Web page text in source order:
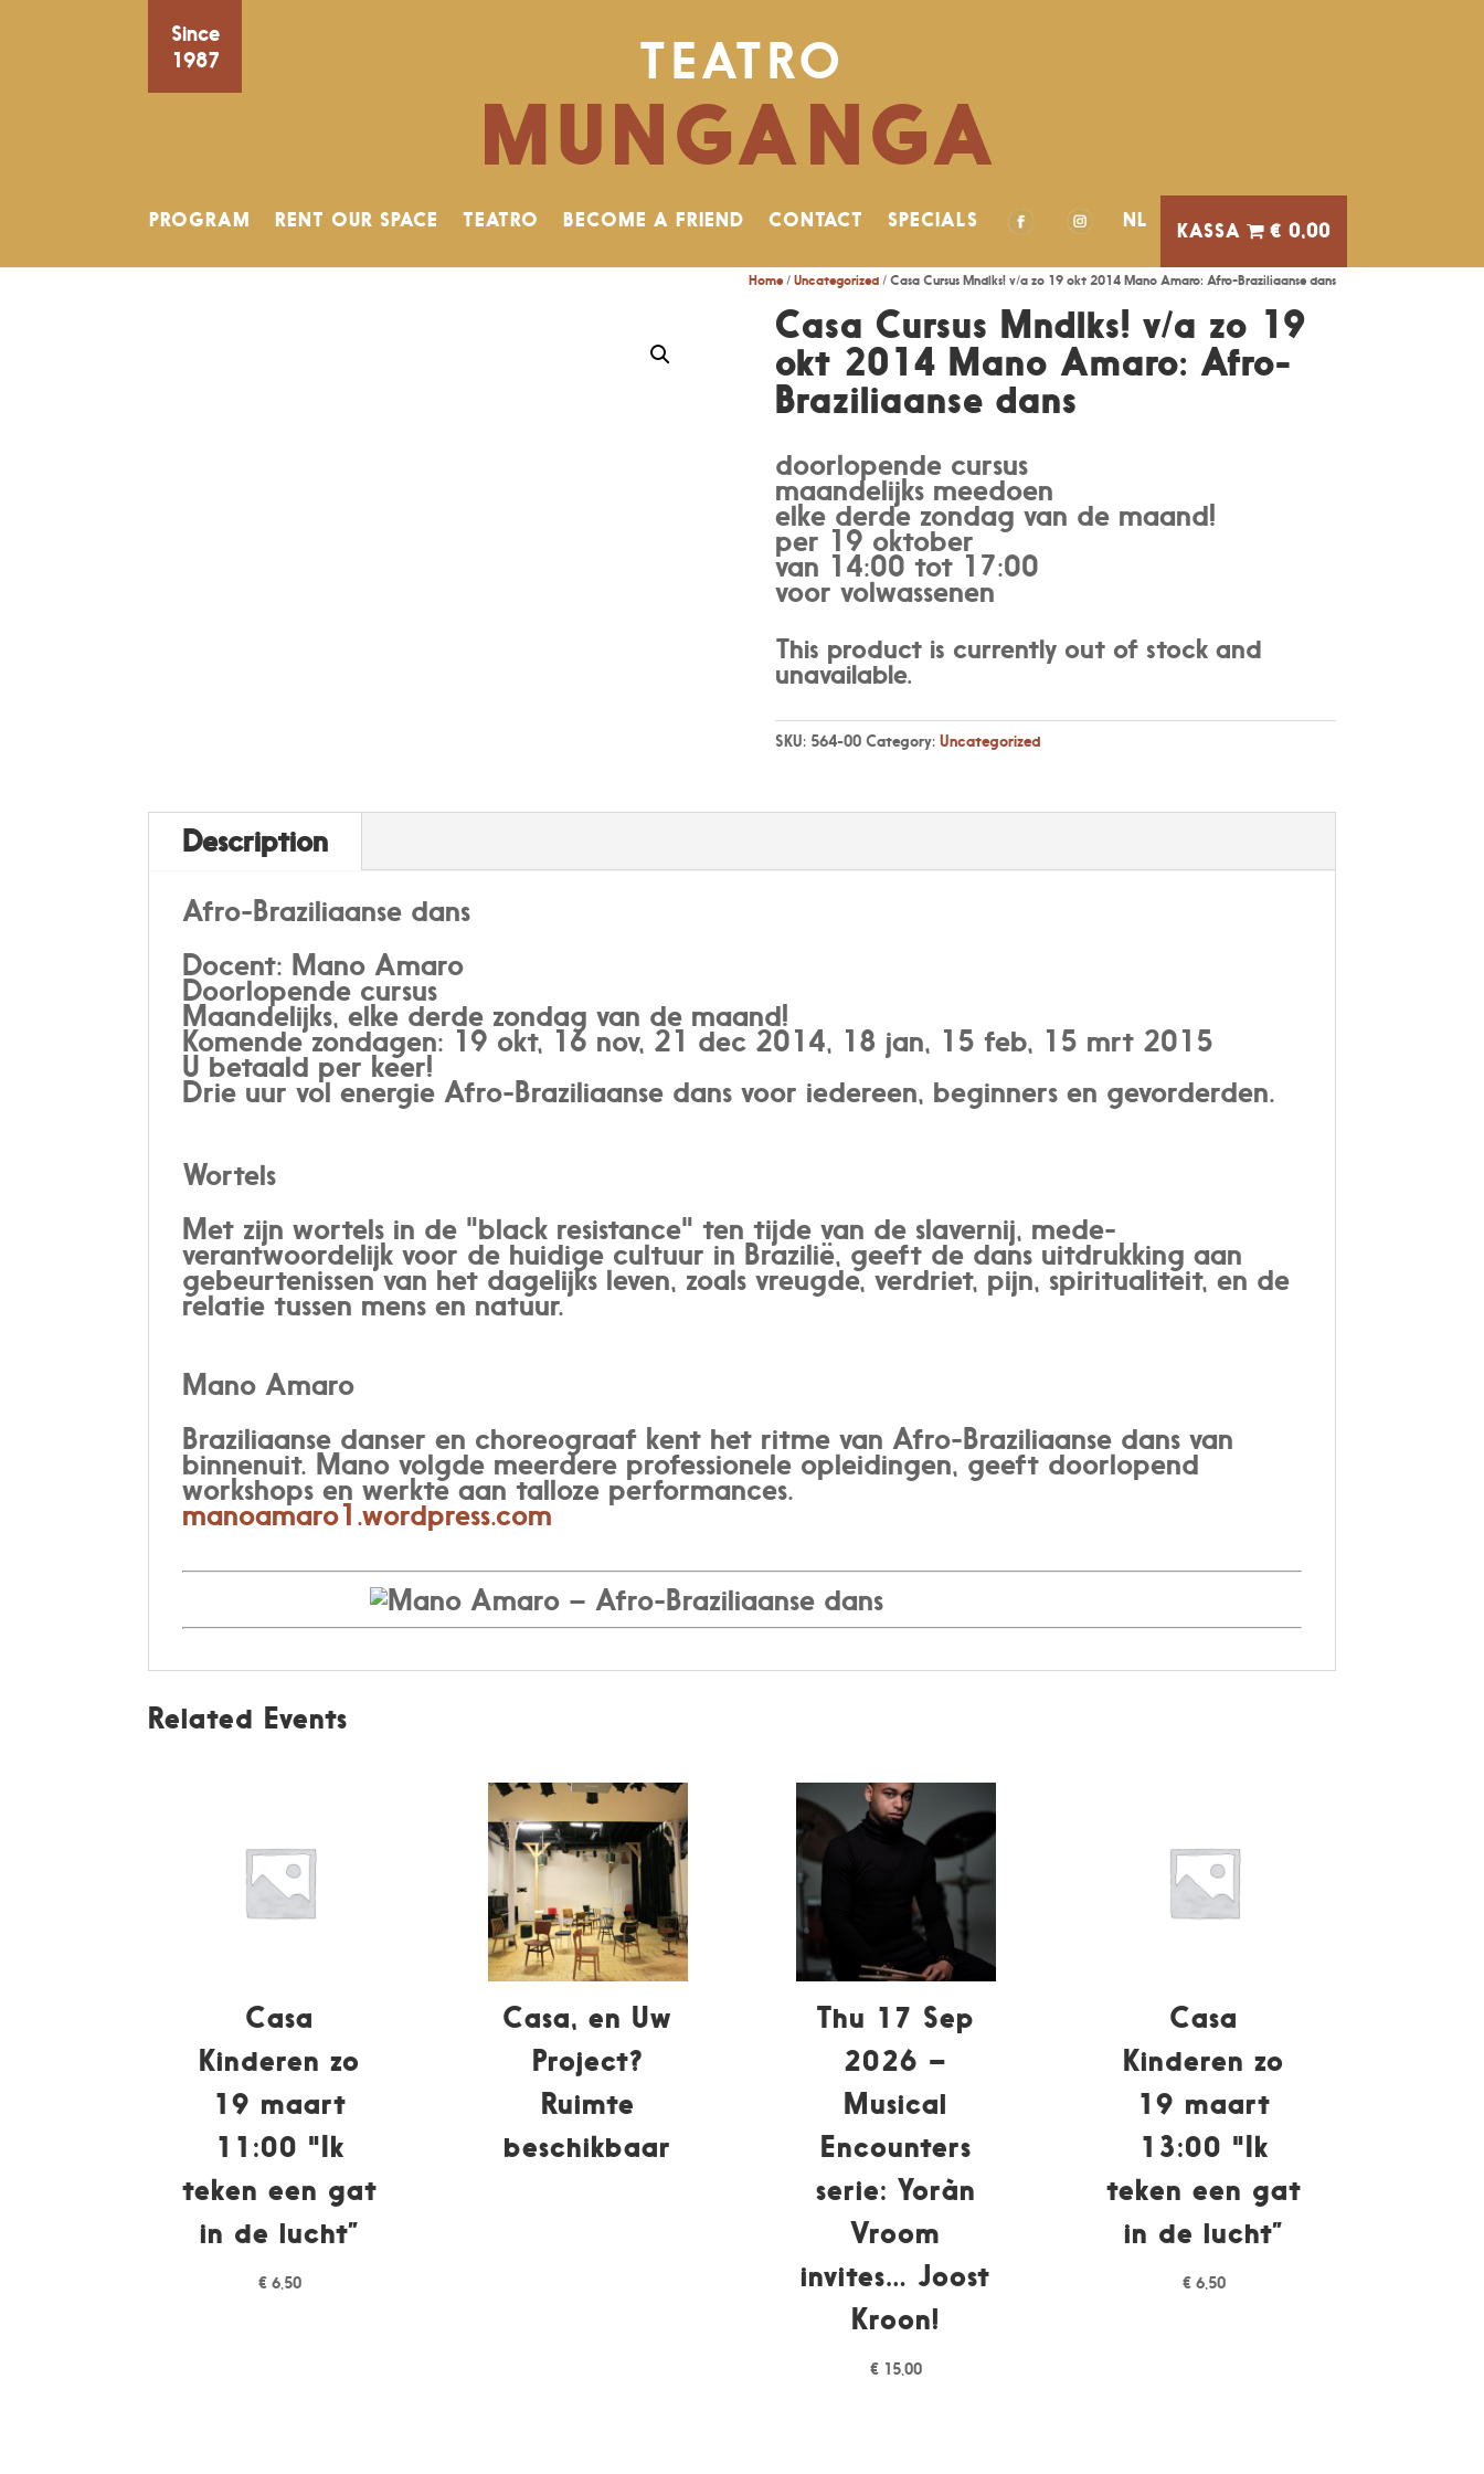
Since
1987
TEATRO
MUNGANGA
PROGRAM RENT OUR SPACE TEATRO BECOME A FRIEND CONTACT SPECIALS NL € 0,00
Home/ Uncategorized/ Casa Cursus Mndlks! v/a zo 19 okt 2014 Mano Amaro: Afro-Braziliaanse dans
Casa Cursus Mndlks! v/a zo 19
okt 2014 Mano Amaro: Afro-
Braziliaanse dans
doorlopende cursus
maandelijks meedoen
elke derde zondag van de maand!
per 19 oktober
van 14:00 tot 17:00
voor volwassenen
This product is currently out of stock and
unavailable.
SKU: 564-00 Category: Uncategorized
Description
Afro-Braziliaanse dans
Docent: Mano Amaro
Doorlopende cursus
Maandelijks, elke derde zondag van de maand!
Komende zondagen: 19 okt, 16 nov, 21 dec 2014, 18 jan, 15 feb, 15 mrt 2015
U betaald per keer!
Drie uur vol energie Afro-Braziliaanse dans voor iedereen, beginners en gevorderden.
Wortels
Met zijn wortels in de "black resistance" ten tijde van de slavernij, mede-
verantwoordelijk voor de huidige cultuur in Brazilië, geeft de dans uitdrukking aan
gebeurtenissen van het dagelijks leven, zoals vreugde, verdriet, pijn, spiritualiteit, en de
relatie tussen mens en natuur.
Mano Amaro
Braziliaanse danser en choreograaf kent het ritme van Afro-Braziliaanse dans van
binnenuit. Mano volgde meerdere professionele opleidingen, geeft doorlopend
workshops en werkte aan talloze performances.
manoamaro1.wordpress.com
Related Events
Casa
Kinderen zo
19 maart
11:00 "Ik
teken een gat
in de lucht”
€6,50
Casa, en Uw
Project?
Ruimte
beschikbaar
Thu 17 Sep
2026 –
Musical
Encounters
serie: Yoràn
Vroom
invites… Joost
Kroon!
€15,00
Casa
Kinderen zo
19 maart
13:00 "Ik
teken een gat
in de lucht”
€6,50